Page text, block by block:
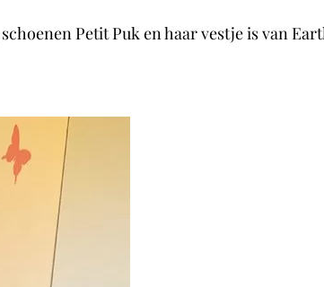
Petit Puk en haar vestje is van